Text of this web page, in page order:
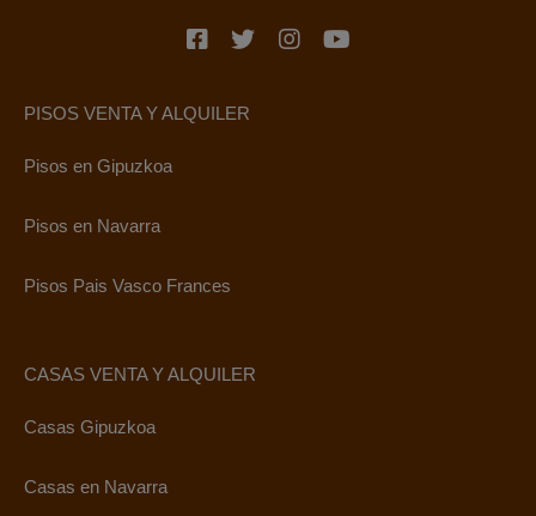
PISOS VENTA Y ALQUILER
Pisos en Gipuzkoa
Pisos en Navarra
Pisos Pais Vasco Frances
CASAS VENTA Y ALQUILER
Casas Gipuzkoa
Casas en Navarra